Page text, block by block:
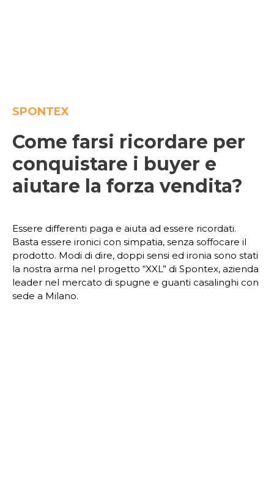
SPONTEX
Come farsi ricordare per
conquistare i buyer e
aiutare la forza vendita?
Essere differenti paga e aiuta ad essere ricordati.
Basta essere ironici con simpatia, senza soffocare il
prodotto. Modi di dire, doppi sensi ed ironia sono stati
la nostra arma nel progetto “XXL” di Spontex, azienda
leader nel mercato di spugne e guanti casalinghi con
sede a Milano.